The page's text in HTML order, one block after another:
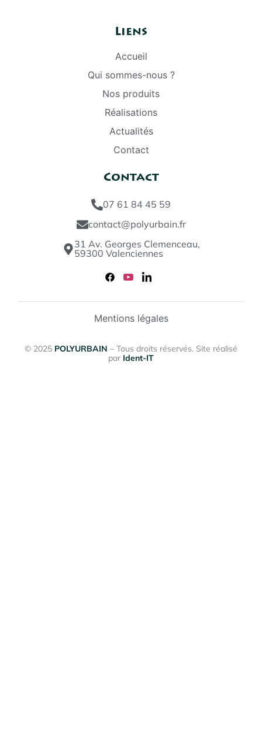
Liens
Accueil
Qui sommes-nous ?
Nos produits
Réalisations
Actualités
Contact
Contact
07 61 84 45 59
contact@polyurbain.fr
31 Av. Georges Clemenceau,
59300 Valenciennes
© 2025 POLYURBAIN – Tous droits réservés. Site réalisé
par Ident-IT
Mentions légales